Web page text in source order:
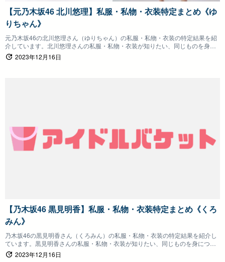
【元乃木坂46 北川悠理】私服・私物・衣装特定まとめ《ゆ
りちゃん》
元乃木坂46の北川悠理さん（ゆりちゃん）の私服・私物・衣装の特定結果を紹
介しています。北川悠理さんの私服・私物・衣装が知りたい、同じものを身に
つけたいファンの方は参考にしていただけると嬉しいです。
2023年12月16日
【乃木坂46 黒見明香】私服・私物・衣装特定まとめ《くろ
みん》
乃木坂46の黒見明香さん（くろみん）の私服・私物・衣装の特定結果を紹介し
ています。黒見明香さんの私服・私物・衣装が知りたい、同じものを身につけ
たいファンの方は参考にしていただけると嬉しいです。
2023年12月16日